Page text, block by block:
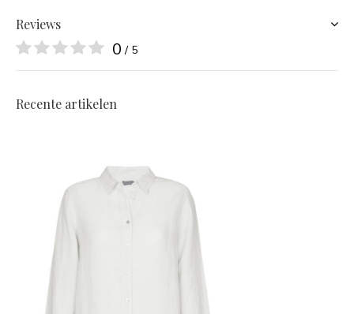
Reviews
0 / 5
Recente artikelen